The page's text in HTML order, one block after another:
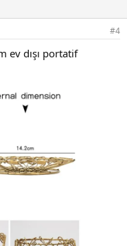
#4
ev dışı portatif